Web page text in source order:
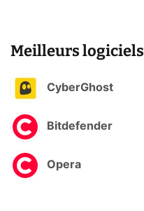
Meilleurs logiciels
CyberGhost
Bitdefender
Opera